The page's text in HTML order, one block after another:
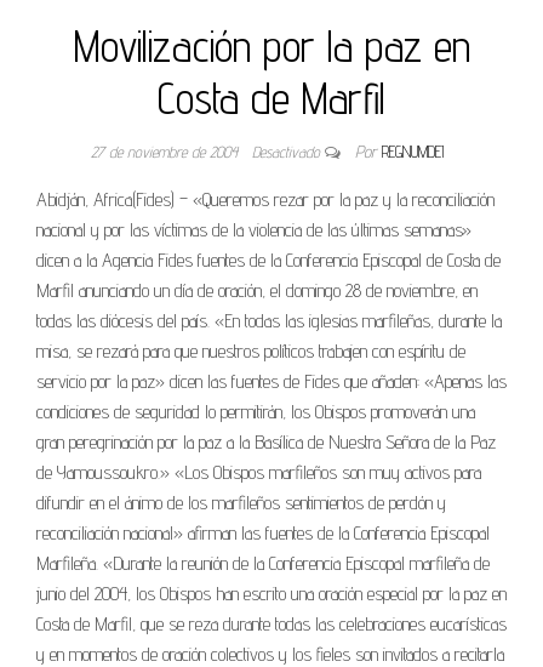
Movilización por la paz en
Costa de Marfil
27 de noviembre de 2004 Desactivado Por REGNUMDEI
Abidján, Africa(Fides) – «Queremos rezar por la paz y la reconciliación
nacional y por las víctimas de la violencia de las últimas semanas»
dicen a la Agencia Fides fuentes de la Conferencia Episcopal de Costa de
Marfil anunciando un día de oración, el domingo 28 de noviembre, en
todas las diócesis del país. «En todas las iglesias marfileñas, durante la
misa, se rezará para que nuestros políticos trabajen con espíritu de
servicio por la paz» dicen las fuentes de Fides que añaden: «Apenas las
condiciones de seguridad lo permitirán, los Obispos promoverán una
gran peregrinación por la paz a la Basílica de Nuestra Señora de la Paz
de Yamoussoukro.» «Los Obispos marfileños son muy activos para
difundir en el ánimo de los marfileños sentimientos de perdón y
reconciliación nacional» afirman las fuentes de la Conferencia Episcopal
Marfileña. «Durante la reunión de la Conferencia Episcopal marfileña de
junio del 2004, los Obispos han escrito una oración especial por la paz en
Costa de Marfil, que se reza durante todas las celebraciones eucarísticas
y en momentos de oración colectivos y los fieles son invitados a recitarla